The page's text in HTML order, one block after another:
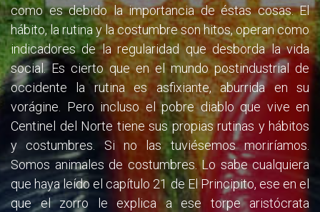
como es debido la importancia de éstas cosas. El
hábito, la rutina y la costumbre son hitos, operan como
indicadores de la regularidad que desborda la vida
social. Es cierto que en el mundo postindustrial de
occidente la rutina es asfixiante, aburrida en su
vorágine. Pero incluso el pobre diablo que vive en
Centinel del Norte tiene sus propias rutinas y hábitos
y costumbres. Si no las tuviésemos moriríamos.
Somos animales de costumbres. Lo sabe cualquiera
que haya leído el capítulo 21 de El Principito, ese en el
que el zorro le explica a ese torpe aristócrata